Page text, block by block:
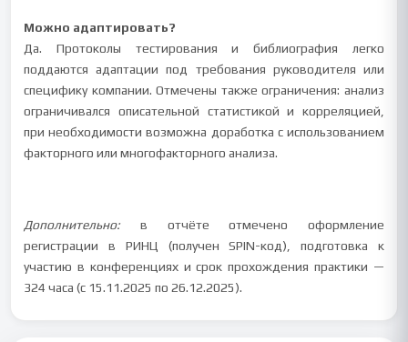
Можно адаптировать?
Да. Протоколы тестирования и библиография легко
поддаются адаптации под требования руководителя или
специфику компании. Отмечены также ограничения: анализ
ограничивался описательной статистикой и корреляцией,
при необходимости возможна доработка с использованием
факторного или многофакторного анализа.
Дополнительно:в отчёте отмечено оформление
регистрации в РИНЦ (получен SPIN-код), подготовка к
участию в конференциях и срок прохождения практики —
324 часа (с 15.11.2025 по 26.12.2025).